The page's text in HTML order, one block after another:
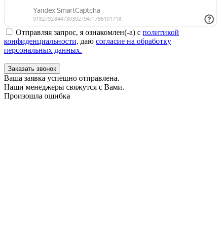
Отправляя запрос, я ознакомлен(-а) с политикой
конфиденциальности, даю согласие на обработку
персональных данных.
Заказать звонок
Ваша заявка успешно отправлена.
Наши менеджеры свяжутся с Вами.
Произошла ошибка